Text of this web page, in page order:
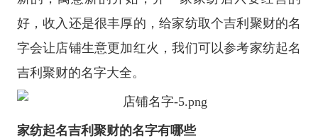
好，收入还是很丰厚的，给家纺取个吉利聚财的名
字会让店铺生意更加红火，我们可以参考家纺起名
吉利聚财的名字大全。
家纺起名吉利聚财的名字有哪些